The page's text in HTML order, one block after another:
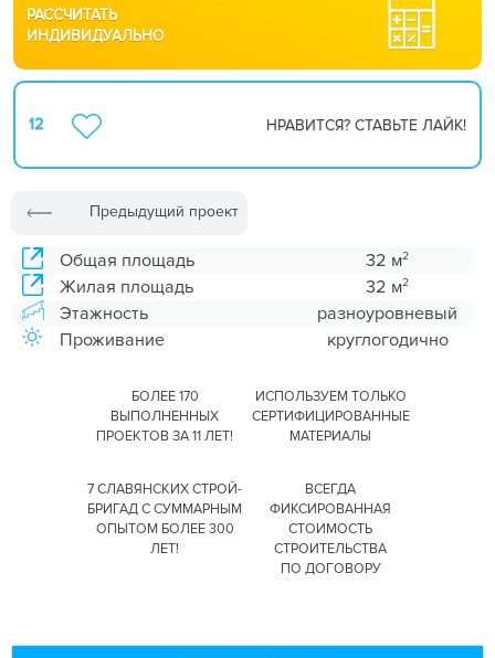
РАССЧИТАТЬ
ИНДИВИДУАЛЬНО
12 НРАВИТСЯ? СТАВЬТЕ ЛАЙК!
Предыдущий проект
Общая площадь 32 м2
Жилая площадь 32 м2
Этажность
разноуровневый
Проживание
круглогодично
БОЛЕЕ 170
ВЫПОЛНЕННЫХ
ПРОЕКТОВ ЗА 11 ЛЕТ!
ИСПОЛЬЗУЕМ ТОЛЬКО
СЕРТИФИЦИРОВАННЫЕ
МАТЕРИАЛЫ
7 СЛАВЯНСКИХ СТРОЙ-
БРИГАД С СУММАРНЫМ
ОПЫТОМ БОЛЕЕ 300
ЛЕТ!
ВСЕГДА
ФИКСИРОВАННАЯ
СТОИМОСТЬ
СТРОИТЕЛЬСТВА
ПО ДОГОВОРУ